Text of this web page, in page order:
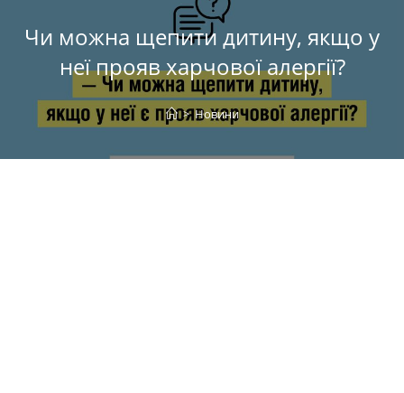
Чи можна щепити дитину, якщо у
неї прояв харчової алергії?
> Новини